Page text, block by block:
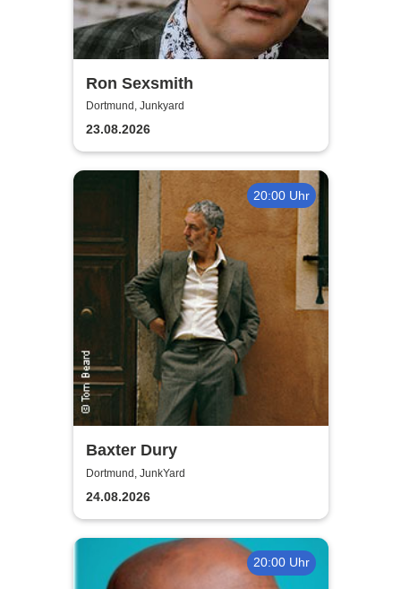
Ron Sexsmith
Dortmund, Junkyard
23.08.2026
20:00 Uhr
Baxter Dury
Dortmund, JunkYard
24.08.2026
20:00 Uhr